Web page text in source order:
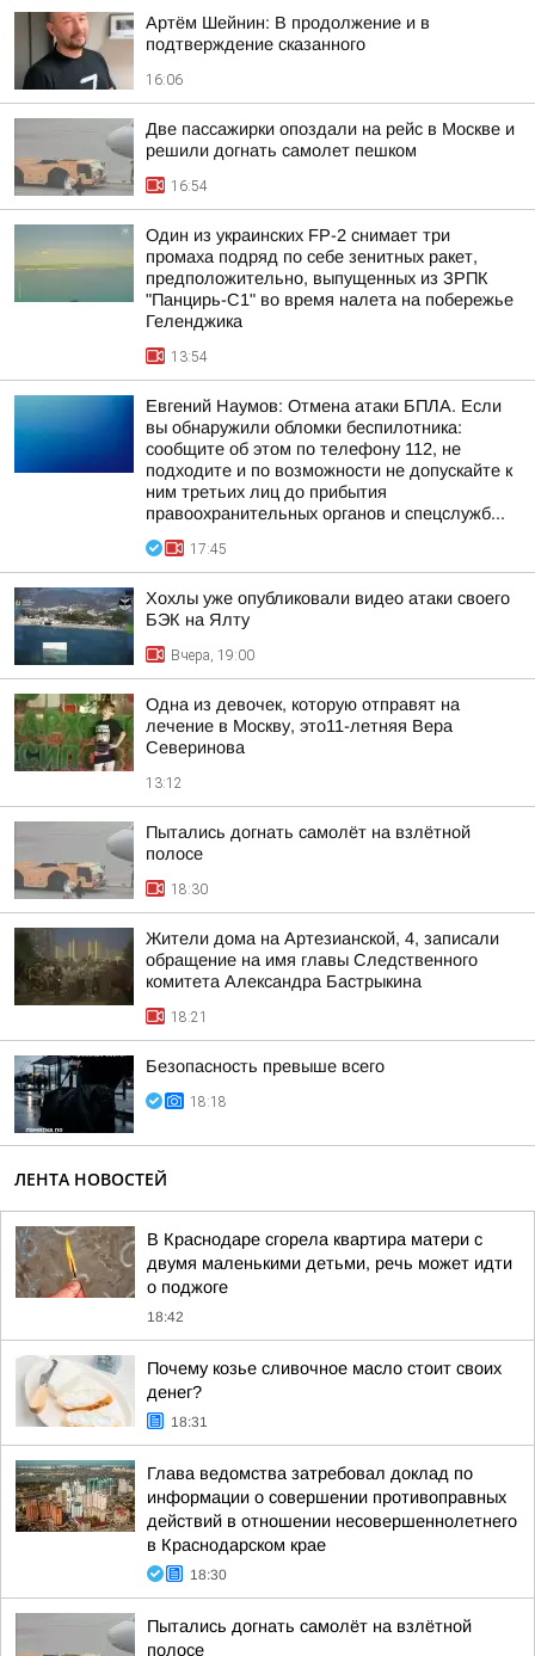
Артём Шейнин: В продолжение и в
подтверждение сказанного
16:06
Две пассажирки опоздали на рейс в Москве и
решили догнать самолет пешком
16:54
Один из украинских FP-2 снимает три
промаха подряд по себе зенитных ракет,
предположительно, выпущенных из ЗРПК
"Панцирь-С1" во время налета на побережье
Геленджика
13:54
Евгений Наумов: Отмена атаки БПЛА. Если
вы обнаружили обломки беспилотника:
сообщите об этом по телефону 112, не
подходите и по возможности не допускайте к
ним третьих лиц до прибытия
правоохранительных органов и спецслужб...
17:45
Хохлы уже опубликовали видео атаки своего
БЭК на Ялту
Вчера, 19:00
Одна из девочек, которую отправят на
лечение в Москву, это11-летняя Вера
Северинова
13:12
Пытались догнать самолёт на взлётной
полосе
18:30
Жители дома на Артезианской, 4, записали
обращение на имя главы Следственного
комитета Александра Бастрыкина
18:21
Безопасность превыше всего
18:18
ЛЕНТА НОВОСТЕЙ
В Краснодаре сгорела квартира матери с
двумя маленькими детьми, речь может идти
о поджоге
18:42
Почему козье сливочное масло стоит своих
денег?
18:31
Глава ведомства затребовал доклад по
информации о совершении противоправных
действий в отношении несовершеннолетнего
в Краснодарском крае
18:30
Пытались догнать самолёт на взлётной
полосе